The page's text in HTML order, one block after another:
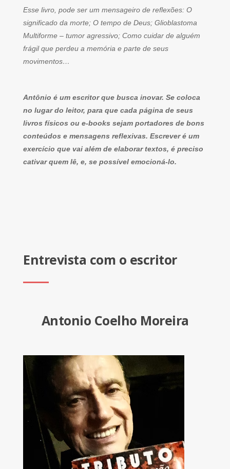
Esse livro, pode ser um mensageiro de reflexões: O
significado da morte; O tempo de Deus; Glioblastoma
Multiforme – tumor agressivo; Como cuidar de alguém
frágil que perdeu a memória e parte de seus
movimentos…
Antônio é um escritor que busca inovar. Se coloca
no lugar do leitor, para que cada página de seus
livros físicos ou e-books sejam portadores de bons
conteúdos e mensagens reflexivas. Escrever é um
exercício que vai além de elaborar textos, é preciso
cativar quem lê, e, se possível emocioná-lo.
Entrevista com o escritor
Antonio Coelho Moreira